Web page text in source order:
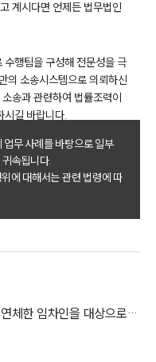
예약
약
계시다면 언제든 법무법인
행팀을 구성해 전문성을 극
의 소송시스템으로 의뢰하신
송과 관련하여 법률조력이
시길 바랍니다.
무 사례를 바탕으로 일부
속됩니다.
에 대해서는 관련 법령에 따
[건물인도소송 승소] 수개월 임대료를 연체한 임차인을 대상으로 건물인도 받아냄